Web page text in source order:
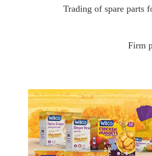
Trading of spare parts
Firm